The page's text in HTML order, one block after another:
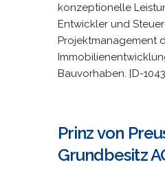
konzeptionelle
Entwickler und
Projektmanagement
Bauvorhaben. [D-
Prinz von
Grundbesitz